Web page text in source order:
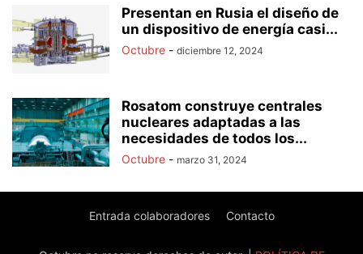
Presentan en Rusia el diseño de
un dispositivo de energía casi...
Octubre - diciembre 12, 2024
Rosatom construye centrales
nucleares adaptadas a las
necesidades de todos los...
Octubre - marzo 31, 2024
Entrada colaboradores Contacto